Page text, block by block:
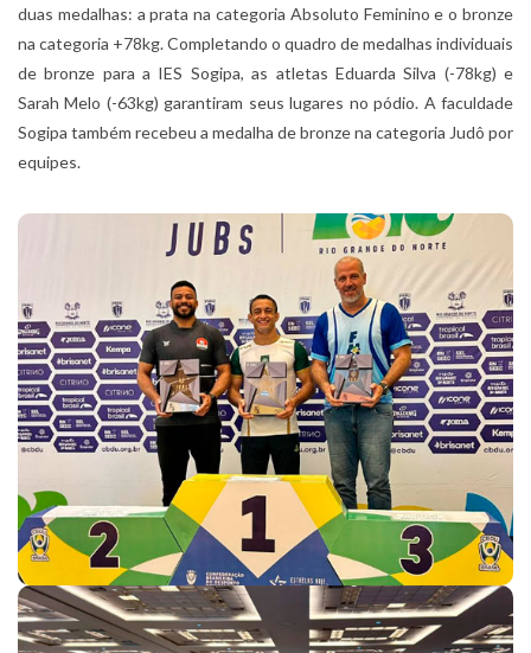
duas medalhas: a prata na categoria Absoluto Feminino e o bronze
na categoria +78kg. Completando o quadro de medalhas individuais
de bronze para a IES Sogipa, as atletas Eduarda Silva (-78kg) e
Sarah Melo (-63kg) garantiram seus lugares no pódio. A faculdade
Sogipa também recebeu a medalha de bronze na categoria Judô por
equipes.